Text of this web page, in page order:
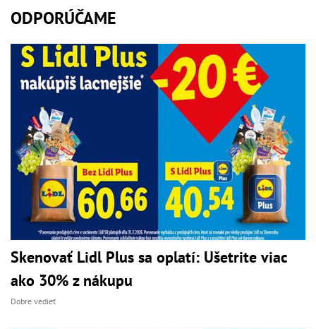
ODPORÚČAME
Skenovať Lidl Plus sa oplatí: Ušetrite viac
ako 30% z nákupu
Dobre vedieť